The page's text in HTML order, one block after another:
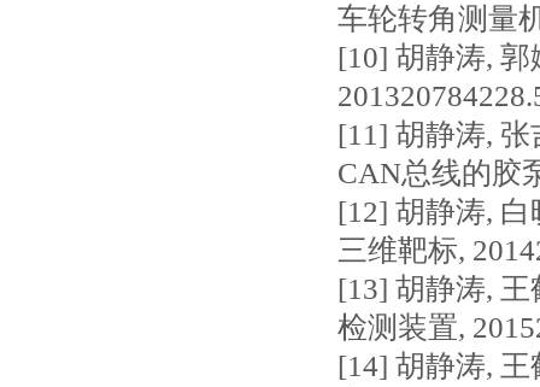
车轮转角测量
[10] 胡静涛,
[11] 胡静涛,
CAN总线的胶
[12] 胡静涛,
三维靶标,
[13] 胡静涛,
检测装置,
[14] 胡静涛,